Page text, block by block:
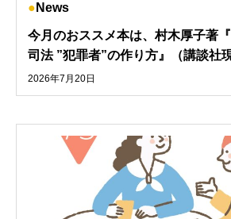
News
今月のおススメ本は、村木厚子著
司法 ”犯罪者”の作り方』（講談社
2026年7月20日